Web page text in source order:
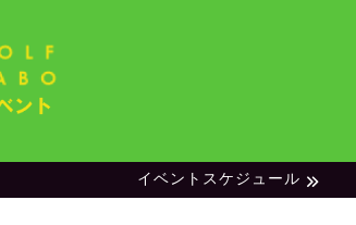
イベントスケジュール